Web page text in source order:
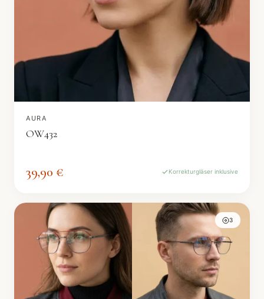
AURA
OW432
39,90 € Korrekturgläser inklusive
3